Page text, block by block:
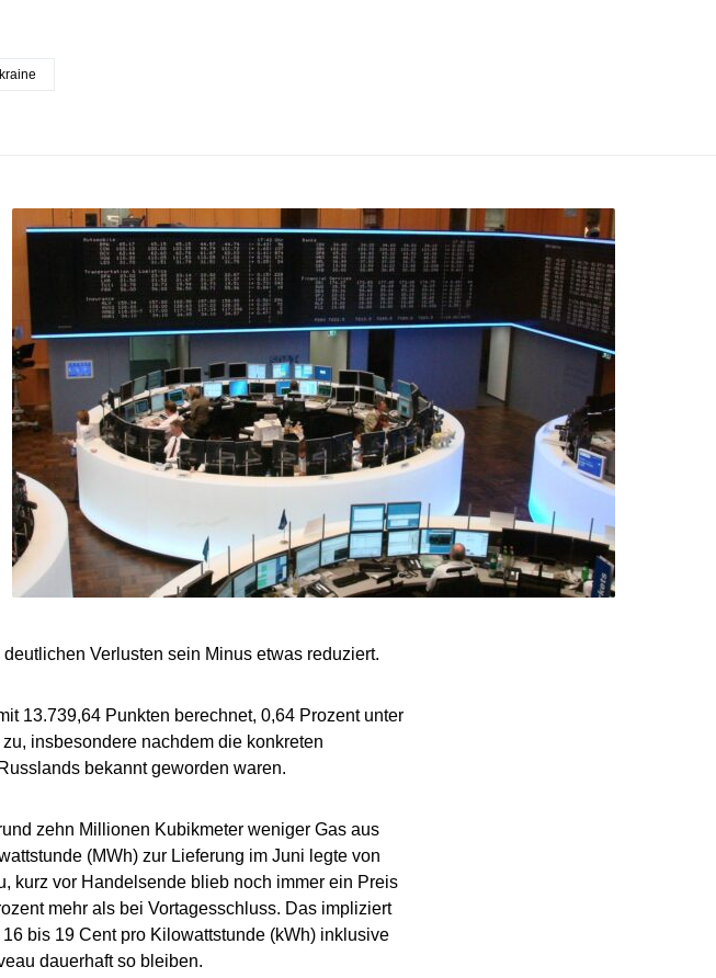
Verlusten sein Minus etwas reduziert.
13.739,64 Punkten berechnet, 0,64 Prozent unter
insbesondere nachdem die konkreten
bekannt geworden waren.
zehn Millionen Kubikmeter weniger Gas aus
(MWh) zur Lieferung im Juni legte von
kurz vor Handelsende blieb noch immer ein Preis
mehr als bei Vortagesschluss. Das impliziert
bis 19 Cent pro Kilowattstunde (kWh) inklusive
dauerhaft so bleiben.